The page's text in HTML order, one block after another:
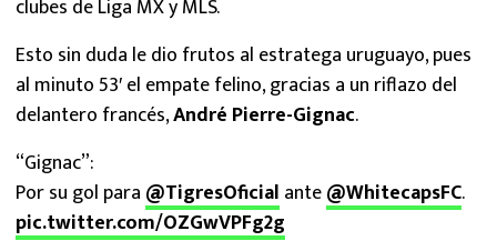
clubes de Liga MX y MLS.
Esto sin duda le dio frutos al estratega uruguayo, pues
al minuto 53′ el empate felino, gracias a un riflazo del
delantero francés,André Pierre-Gignac.
“Gignac”:
Por su gol para @TigresOficial ante@WhitecapsFC.
pic.twitter.com/OZGwVPFg2g